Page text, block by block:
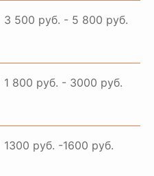
3 500 руб. - 5 800 руб.
1 800 руб. - 3000 руб.
1300 руб. -1600 руб.